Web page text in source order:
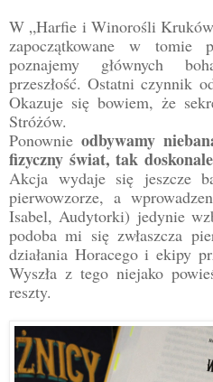
W „Harfie i Winorośli
zapoczątkowane w tomie
poznajemy głównych
przeszłość. Ostatni czynnik
Okazuje się bowiem, że
Stróżów.
Ponownie odbywamy
fizyczny świat, tak
Akcja wydaje się jeszcze
pierwowzorze, a
Isabel, Audytorki) jedynie
podoba mi się zwłaszcza
działania Horacego i ekipy
Wyszła z tego niejako
reszty.